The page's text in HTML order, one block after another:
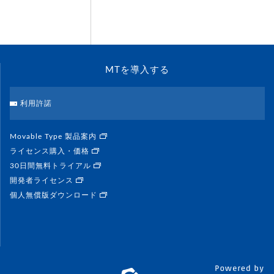
MTを導入する
利用許諾
Movable Type 製品案内
ライセンス購入・価格
30日間無料トライアル
開発者ライセンス
個人無償版ダウンロード